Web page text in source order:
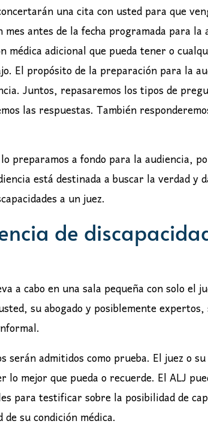
una cita con usted para que
antes de la fecha programada para
médica adicional que pueda tener o
El propósito de la preparación para la
Juntos, repasaremos los tipos de
las respuestas. También
preparamos a fondo para la audiencia,
está destinada a buscar la verdad
a un juez.
de
a cabo en una sala pequeña con solo el
su abogado y posiblemente expertos,
serán admitidos como prueba. El juez o
lo mejor que pueda o recuerde. El ALJ
para testificar sobre la posibilidad de
su condición médica.